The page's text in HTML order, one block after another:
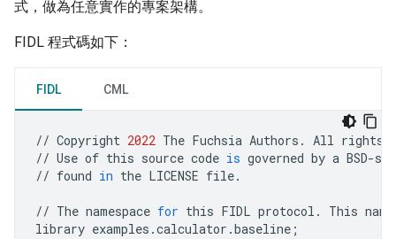
式，做為任意實作的專案架構。
FIDL 程式碼如下：
FIDL CML
// Copyright 2022 The Fuchsia Authors . All rights
// Use of this source code is governed by a BSD-
// found in the LICENSE file.
// The namespace for this FIDL protocol . This
library examples .calculator .baseline ;